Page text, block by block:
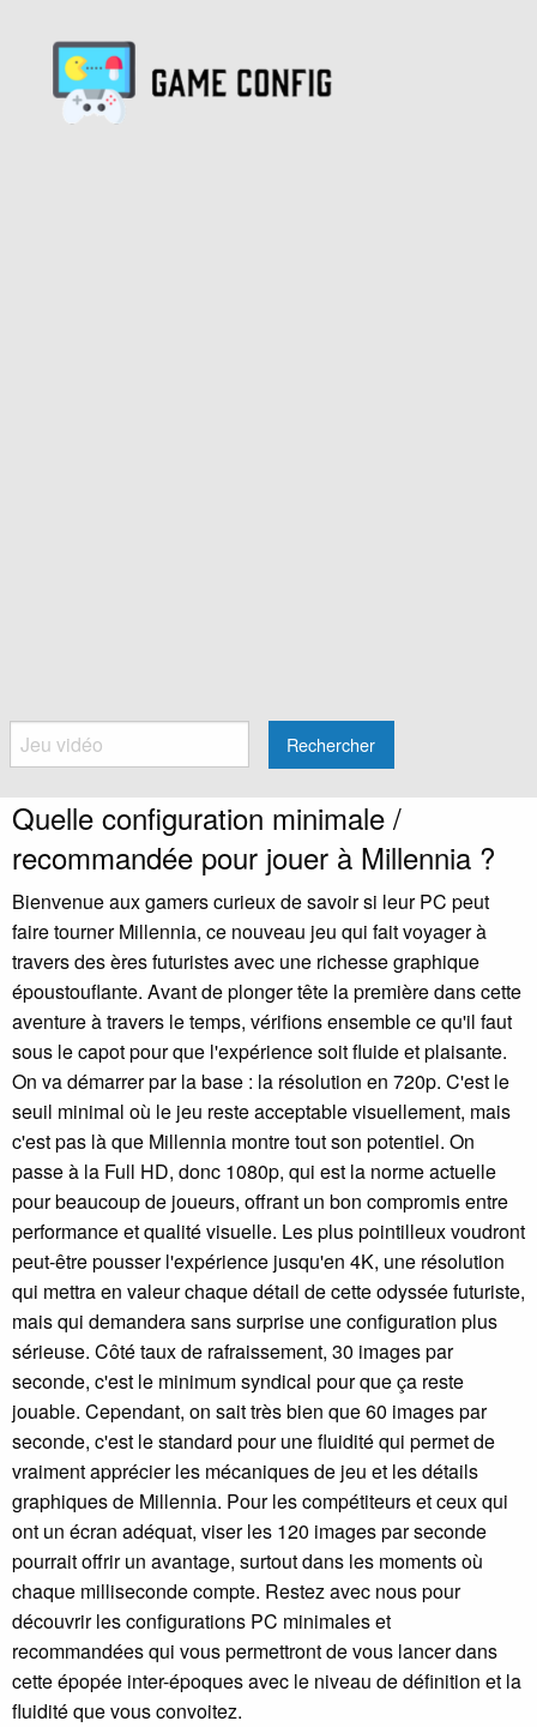
Rechercher
Quelle configuration minimale /
recommandée pour jouer à Millennia ?
Bienvenue aux gamers curieux de savoir si leur PC peut
faire tourner Millennia, ce nouveau jeu qui fait voyager à
travers des ères futuristes avec une richesse graphique
époustouflante. Avant de plonger tête la première dans cette
aventure à travers le temps, vérifions ensemble ce qu'il faut
sous le capot pour que l'expérience soit fluide et plaisante.
On va démarrer par la base : la résolution en 720p. C'est le
seuil minimal où le jeu reste acceptable visuellement, mais
c'est pas là que Millennia montre tout son potentiel. On
passe à la Full HD, donc 1080p, qui est la norme actuelle
pour beaucoup de joueurs, offrant un bon compromis entre
performance et qualité visuelle. Les plus pointilleux voudront
peut-être pousser l'expérience jusqu'en 4K, une résolution
qui mettra en valeur chaque détail de cette odyssée futuriste,
mais qui demandera sans surprise une configuration plus
sérieuse. Côté taux de rafraissement, 30 images par
seconde, c'est le minimum syndical pour que ça reste
jouable. Cependant, on sait très bien que 60 images par
seconde, c'est le standard pour une fluidité qui permet de
vraiment apprécier les mécaniques de jeu et les détails
graphiques de Millennia. Pour les compétiteurs et ceux qui
ont un écran adéquat, viser les 120 images par seconde
pourrait offrir un avantage, surtout dans les moments où
chaque milliseconde compte. Restez avec nous pour
découvrir les configurations PC minimales et
recommandées qui vous permettront de vous lancer dans
cette épopée inter-époques avec le niveau de définition et la
fluidité que vous convoitez.